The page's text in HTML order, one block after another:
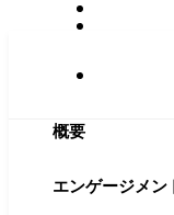
概要
エンゲージメン